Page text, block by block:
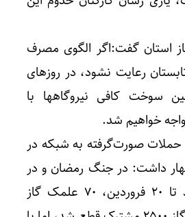
استان گفت:اگر الگوی مصرف
رعایت نشود، در روزهای
سوخت کافی نیروگاهها با
خواهیم شد.
حملات صورت‌گرفته به شبکه در
داشت: در جنگ رمضان و در
بازه زمانی ۹ اسفند تا ۲۰ فروردین، ۷۰ علمک گاز